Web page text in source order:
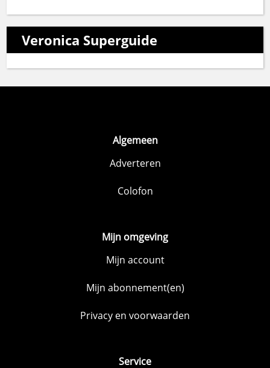
Veronica Superguide
Algemeen
Adverteren
Colofon
Mijn omgeving
Mijn account
Mijn abonnement(en)
Privacy en voorwaarden
Service